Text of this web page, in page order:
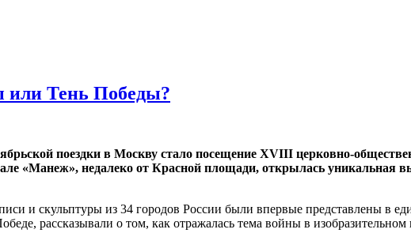
или Тень Победы?
поездки в Москву стало посещение XVIII церковно-
«Манеж», недалеко от Красной площади, открылась уникальная
и скульптуры из 34 городов России были впервые представлены в
рассказывали о том, как отражалась тема войны в изобразительном